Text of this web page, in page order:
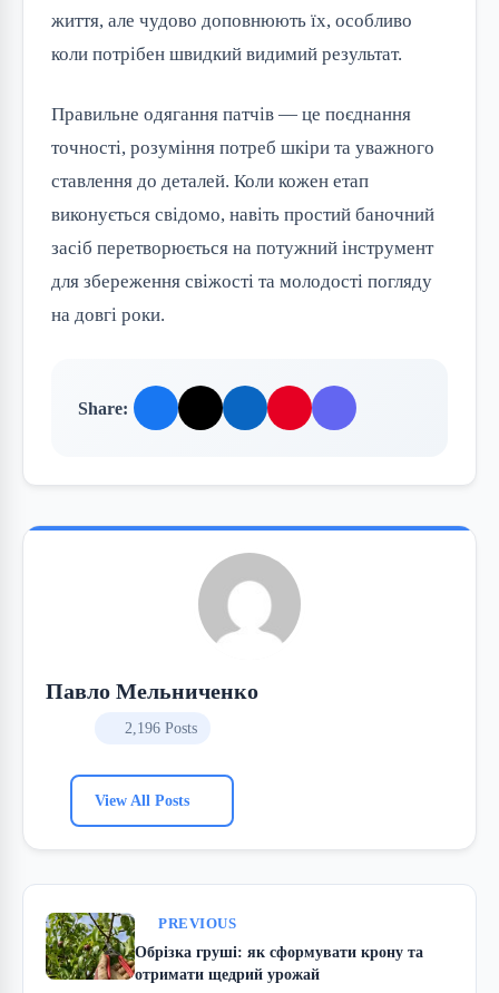
життя, але чудово доповнюють їх, особливо
коли потрібен швидкий видимий результат.
Правильне одягання патчів — це поєднання
точності, розуміння потреб шкіри та уважного
ставлення до деталей. Коли кожен етап
виконується свідомо, навіть простий баночний
засіб перетворюється на потужний інструмент
для збереження свіжості та молодості погляду
на довгі роки.
Share:
Павло Мельниченко
2,196 Posts
View All Posts
PREVIOUS
Обрізка груші: як сформувати крону та
отримати щедрий урожай